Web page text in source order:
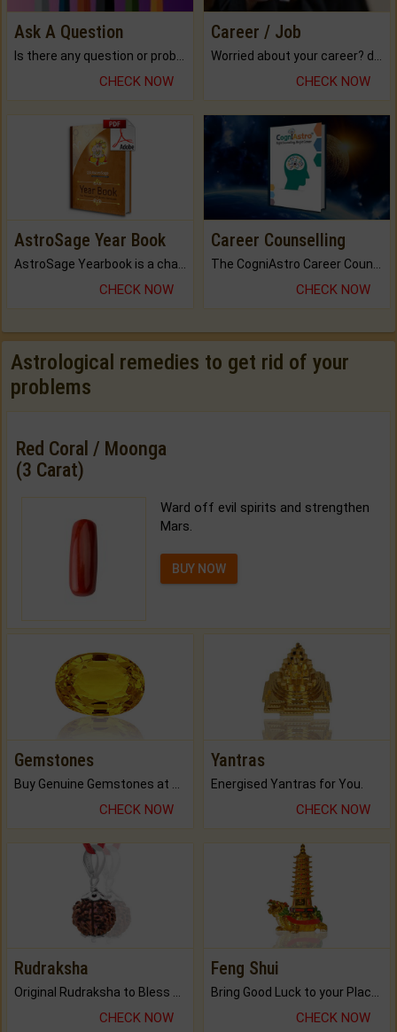
Ask A Question
Is there any question or problem lingering.
CHECK NOW
Career / Job
Worried about your career? don't know what is.
CHECK NOW
AstroSage Year Book
AstroSage Yearbook is a channel to fulfill your dreams and destiny.
CHECK NOW
Career Counselling
The CogniAstro Career Counselling Report is the most comprehensive report available on this topic.
CHECK NOW
Astrological remedies to get rid of your
problems
Red Coral / Moonga
(3 Carat)
Ward off evil spirits and strengthen
Mars.
BUY NOW
Gemstones
CHECK NOW
Yantras
Energised Yantras for You.
CHECK NOW
Rudraksha
CHECK NOW
Feng Shui
CHECK NOW